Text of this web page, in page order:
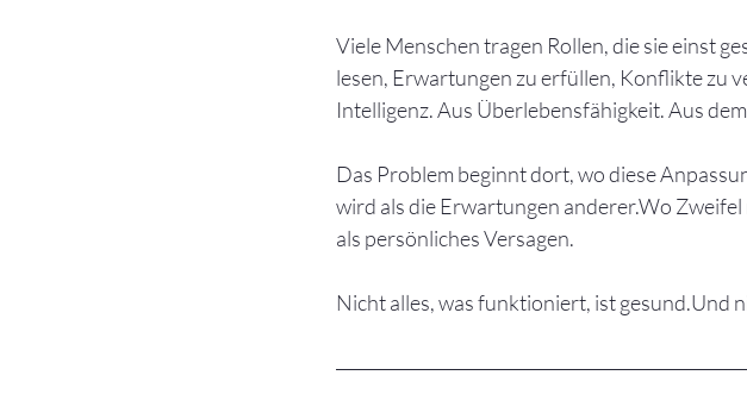
Viele Menschen tragen Rollen, die sie einst
lesen, Erwartungen zu erfüllen, Konflikte zu
Intelligenz. Aus Überlebensfähigkeit. Aus
Das Problem beginnt dort, wo diese
wird als die Erwartungen anderer.Wo
als persönliches Versagen.
Nicht alles, was funktioniert, ist gesund.Und